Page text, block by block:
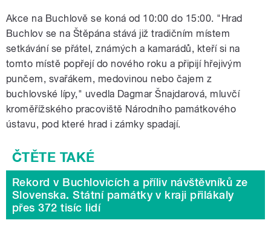
Akce na Buchlově se koná od 10:00 do 15:00. "Hrad
Buchlov se na Štěpána stává již tradičním místem
setkávání se přátel, známých a kamarádů, kteří si na
tomto místě popřejí do nového roku a připijí hřejivým
punčem, svařákem, medovinou nebo čajem z
buchlovské lípy," uvedla Dagmar Šnajdarová, mluvčí
kroměřížského pracoviště Národního památkového
ústavu, pod které hrad i zámky spadají.
Rekord v Buchlovicích a příliv návštěvníků ze
Slovenska. Státní památky v kraji přilákaly
přes 372 tisíc lidí